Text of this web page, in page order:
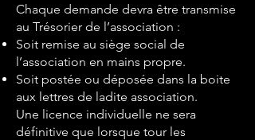
Chaque demande devra être transmise
au Trésorier de l’association :
Soit remise au siège social de
l’association en mains propre.
Soit postée ou déposée dans la boite
aux lettres de ladite association.
Une licence individuelle ne sera
définitive que lorsque tour les